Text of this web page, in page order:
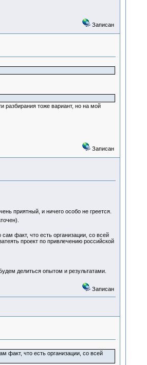
Записан
разбирания тоже вариант, но на мой
Записан
приятный, и ничего особо не греется.
факт, что есть организации, со всей
проект по привлечению российской
делиться опытом и результатами.
Записан
факт, что есть организации, со всей